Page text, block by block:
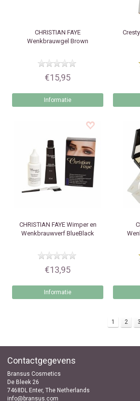
CHRISTIAN FAYE
Wenkbrauwgel Brown
€15,95
Informatie
Cresty
CHRISTIAN FAYEWimper en
Wenkbrauwverf BlueBlack
€13,95
Informatie
1 2 3
Contactgegevens
Bransus Cosmetics
De Bleek 26
7468DL Enter, The Netherlands
info@bransus.com